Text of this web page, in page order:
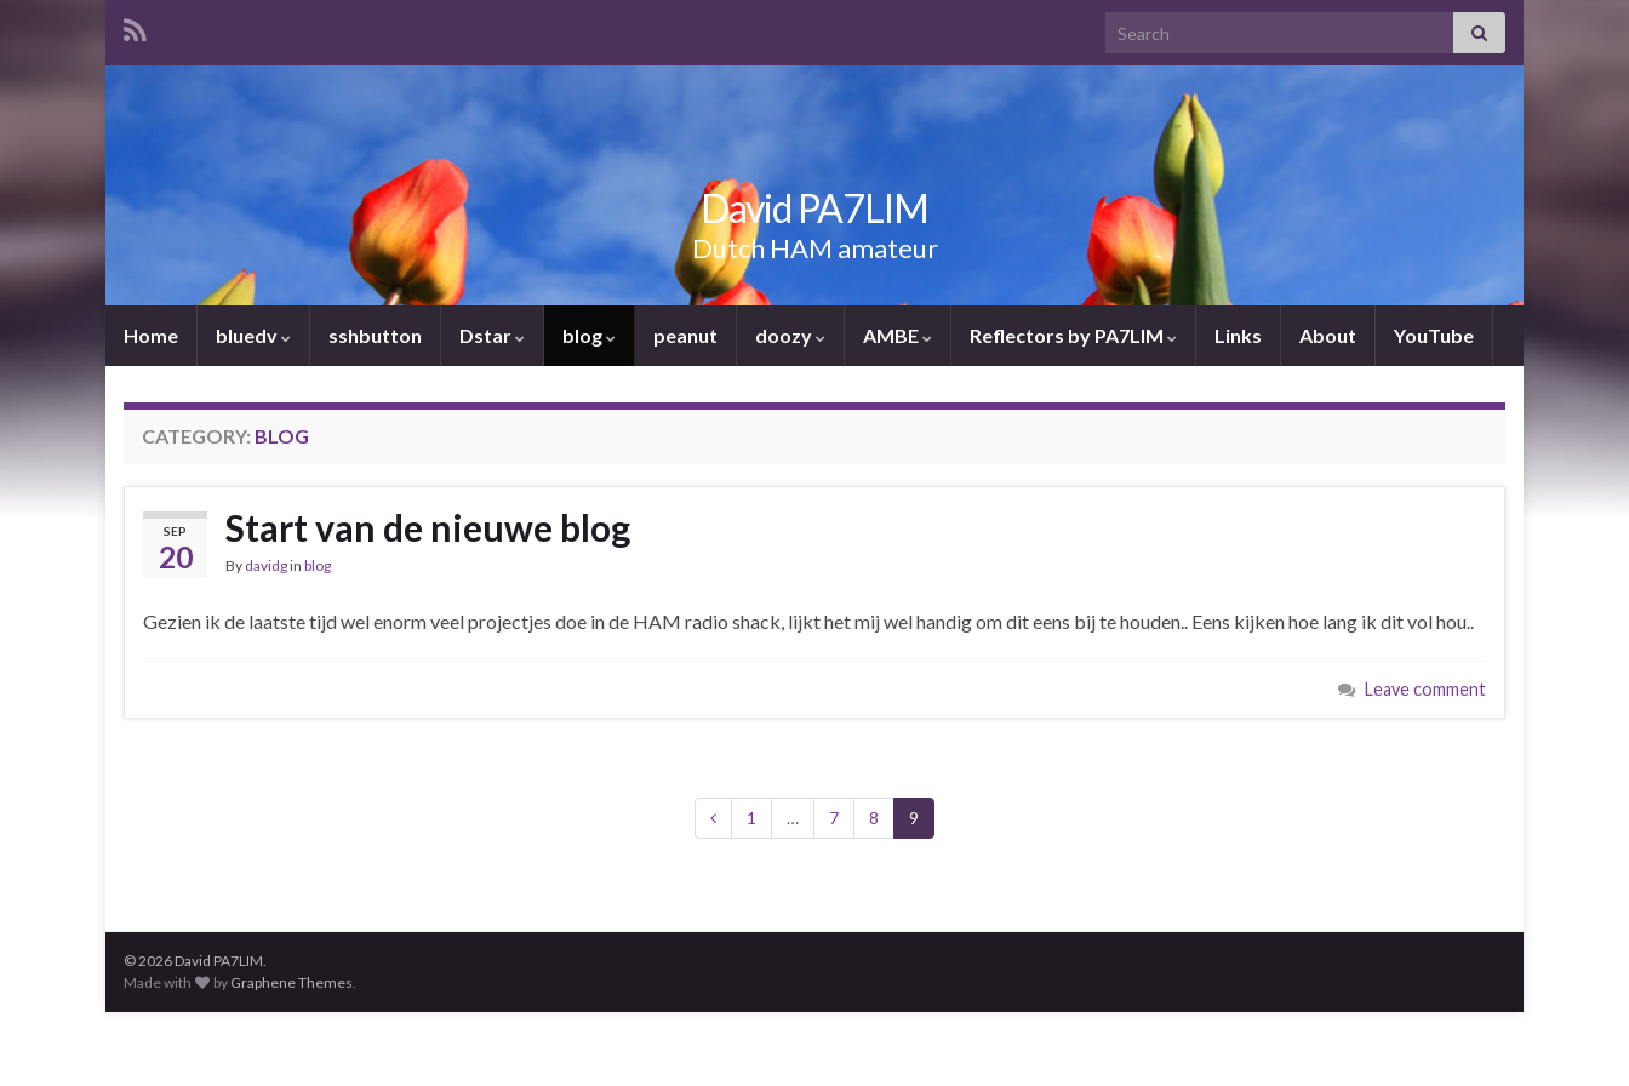
Search for:
David PA7LIM
Dutch HAM amateur
Home bluedv sshbutton Dstar blog peanut doozy AMBE Reflectors by PA7LIM Links About YouTube
CATEGORY: BLOG
SEP
20
Start van de nieuwe blog
By davidgin blog
Gezien ik de laatste tijd wel enorm veel projectjes doe in de HAM radio shack, lijkt het mij wel handig om dit eens bij te houden.. Eens kijken hoe lang ik dit vol hou..
Leave comment
1 … 7 8 9
© 2026 David PA7LIM.
Made with
by Graphene Themes.